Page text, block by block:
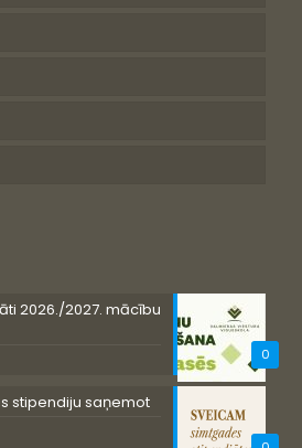
0
2026./2027. mācību
stipendiju saņemot